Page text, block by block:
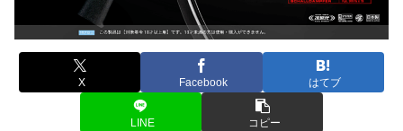
X Facebook はてブ
LINE コピー